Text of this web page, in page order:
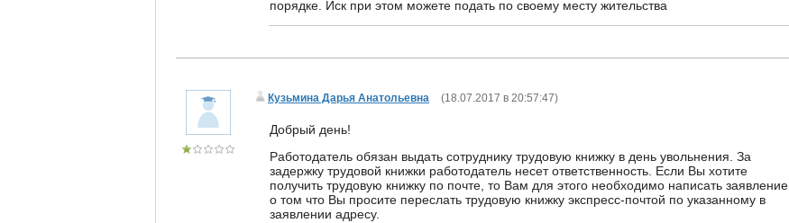
порядке. Иск при этом можете подать по своему месту жительства
Кузьмина Дарья Анатольевна (18.07.2017 в 20:57:47)
Добрый день!
Работодатель обязан выдать сотруднику трудовую книжку в день увольнения. За
задержку трудовой книжки работодатель несет ответственность. Если Вы хотите
получить трудовую книжку по почте, то Вам для этого необходимо написать заявление,
о том что Вы просите переслать трудовую книжку экспресс-почтой по указанному в
заявлении адресу.